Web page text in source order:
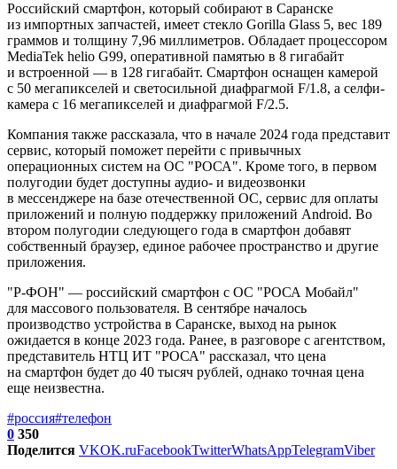
Российский смартфон, который собирают в Саранске
из импортных запчастей, имеет стекло Gorilla Glass 5, вес 189
граммов и толщину 7,96 миллиметров. Обладает процессором
MediaTek helio G99, оперативной памятью в 8 гигабайт
и встроенной — в 128 гигабайт. Смартфон оснащен камерой
с 50 мегапикселей и светосильной диафрагмой F/1.8, а селфи-
камера с 16 мегапикселей и диафрагмой F/2.5.
Компания также рассказала, что в начале 2024 года представит
сервис, который поможет перейти с привычных
операционных систем на ОС "РОСА". Кроме того, в первом
полугодии будет доступны аудио- и видеозвонки
в мессенджере на базе отечественной ОС, сервис для оплаты
приложений и полную поддержку приложений Android. Во
втором полугодии следующего года в смартфон добавят
собственный браузер, единое рабочее пространство и другие
приложения.
"Р-ФОН" — российский смартфон с ОС "РОСА Мобайл"
для массового пользователя. В сентябре началось
производство устройства в Саранске, выход на рынок
ожидается в конце 2023 года. Ранее, в разговоре с агентством,
представитель НТЦ ИТ "РОСА" рассказал, что цена
на смартфон будет до 40 тысяч рублей, однако точная цена
еще неизвестна.
#россия#телефон
0 350
Поделится VKOK.ruFacebookTwitterWhatsAppTelegramViber